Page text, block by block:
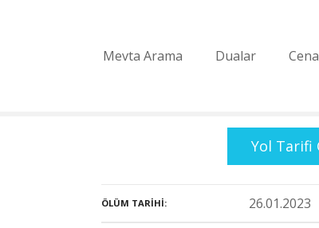
Mevta Arama Dualar
Yol Tarifi
ÖLÜM TARIHI 26.01.2023